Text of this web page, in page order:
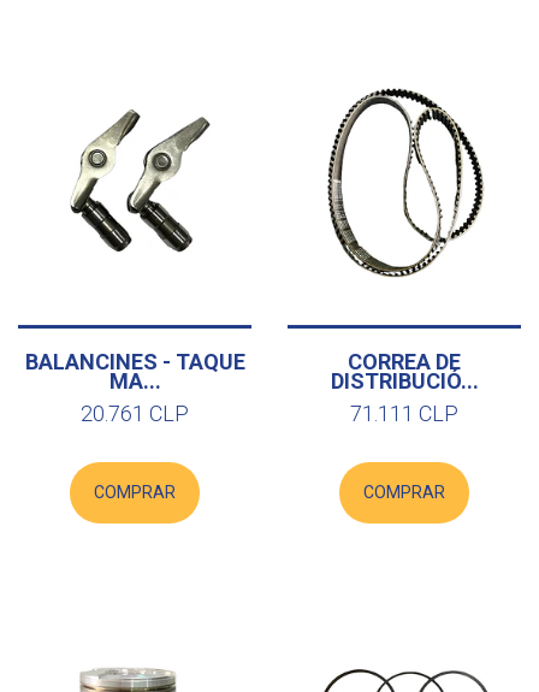
BALANCINES - TAQUE
MA...
20.761 CLP
COMPRAR
CORREA DE
DISTRIBUCIÓ...
71.111 CLP
COMPRAR